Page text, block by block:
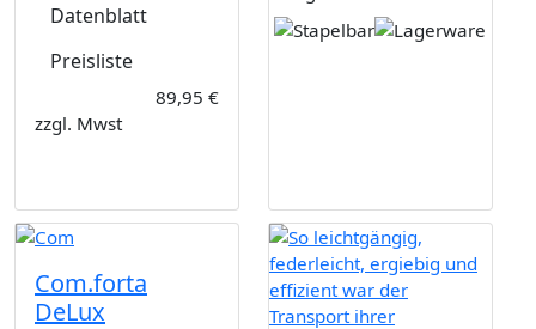
Datenblatt
Preisliste
89,95 €
zzgl. Mwst
Com.forta
DeLux